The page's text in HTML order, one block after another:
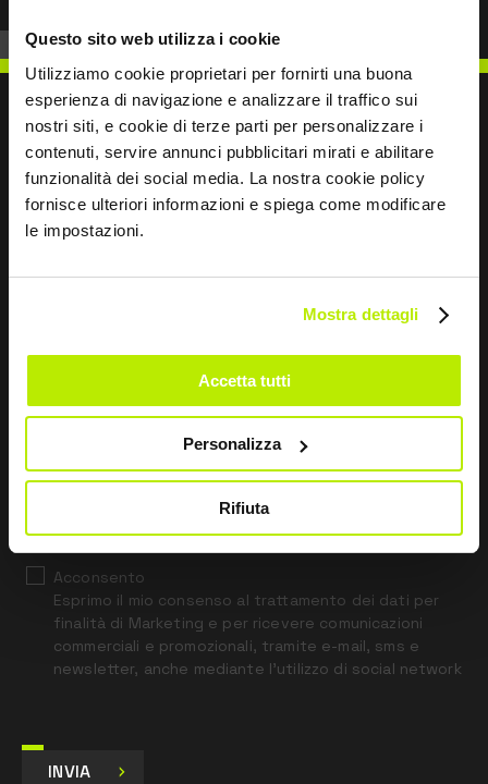
Questo sito web utilizza i cookie
Utilizziamo cookie proprietari per fornirti una buona
esperienza di navigazione e analizzare il traffico sui
nostri siti, e cookie di terze parti per personalizzare i
contenuti, servire annunci pubblicitari mirati e abilitare
funzionalità dei social media. La nostra cookie policy
fornisce ulteriori informazioni e spiega come modificare
le impostazioni.
Mostra dettagli
Accetta tutti
Personalizza
Rifiuta
SCRIVICI
field
*Ho letto l’Informativa Privacy
ai sensi dell’art. 13 Regolamento UE 679/16.
Acconsento
Esprimo il mio consenso al trattamento dei dati per
finalità di Marketing e per ricevere comunicazioni
commerciali e promozionali, tramite e-mail, sms e
newsletter, anche mediante l’utilizzo di social network
INVIA